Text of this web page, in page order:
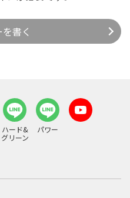
書く
ハード&
グリーン
パワー